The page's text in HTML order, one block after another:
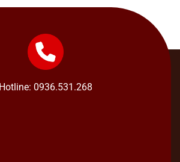
Hotline: 0936.531.268